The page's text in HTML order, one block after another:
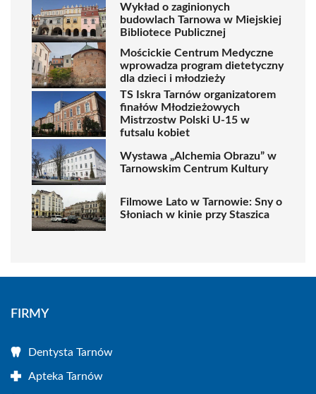
Wykład o zaginionych
budowlach Tarnowa w Miejskiej
Bibliotece Publicznej
Mościckie Centrum Medyczne
wprowadza program dietetyczny
dla dzieci i młodzieży
TS Iskra Tarnów organizatorem
finałów Młodzieżowych
Mistrzostw Polski U-15 w
futsalu kobiet
Wystawa „Alchemia Obrazu” w
Tarnowskim Centrum Kultury
Filmowe Lato w Tarnowie: Sny o
Słoniach w kinie przy Staszica
FIRMY
Dentysta Tarnów
Apteka Tarnów